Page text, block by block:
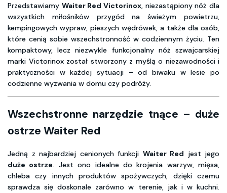
Przedstawiamy Waiter Red Victorinox, niezastąpiony nóż dla
wszystkich miłośników przygód na świeżym powietrzu,
kempingowych wypraw, pieszych wędrówek, a także dla osób,
które cenią sobie wszechstronność w codziennym życiu. Ten
kompaktowy, lecz niezwykle funkcjonalny nóż szwajcarskiej
marki Victorinox został stworzony z myślą o niezawodności i
praktyczności w każdej sytuacji – od biwaku w lesie po
codzienne wyzwania w domu czy podróży.
Wszechstronne narzędzie tnące – duże
ostrze Waiter Red
Jedną z najbardziej cenionych funkcji Waiter Red jest jego
duże ostrze. Jest ono idealne do krojenia warzyw, mięsa,
chleba czy innych produktów spożywczych, dzięki czemu
sprawdza się doskonale zarówno w terenie, jak i w kuchni.